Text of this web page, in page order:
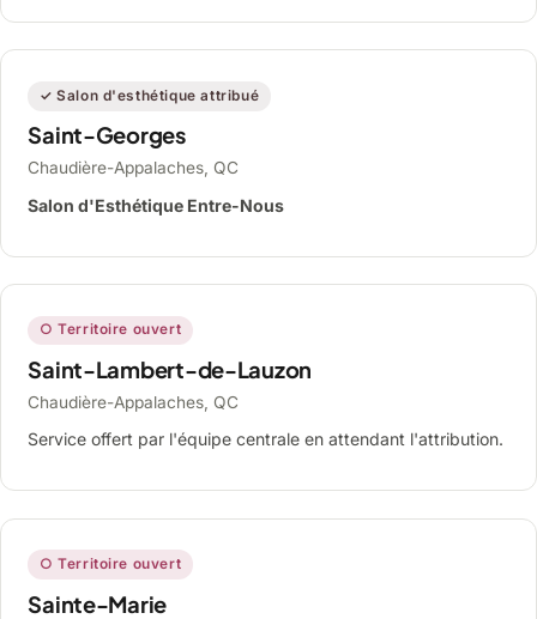
✓ Salon d'esthétique attribué
Saint-Georges
Chaudière-Appalaches, QC
Salon d'Esthétique Entre-Nous
○ Territoire ouvert
Saint-Lambert-de-Lauzon
Chaudière-Appalaches, QC
Service offert par l'équipe centrale en attendant l'attribution.
○ Territoire ouvert
Sainte-Marie